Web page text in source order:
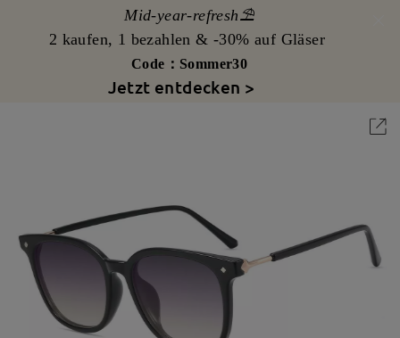
Mid-year-refresh⛱️
2 kaufen, 1 bezahlen & -30% auf Gläser
Code：Sommer30
Jetzt entdecken >